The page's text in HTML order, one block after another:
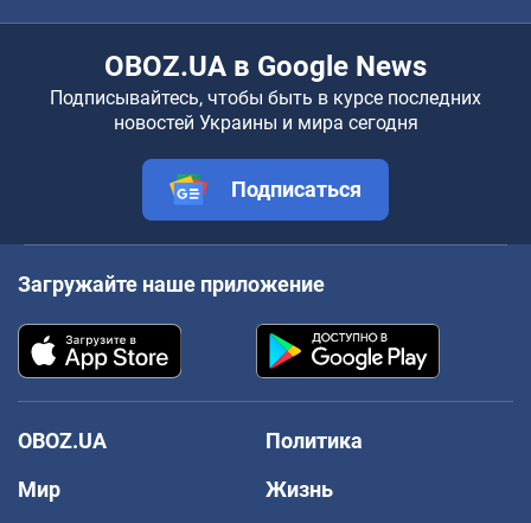
OBOZ.UA в Google News
Подписывайтесь, чтобы быть в курсе последних
новостей Украины и мира сегодня
Подписаться
Загружайте наше приложение
OBOZ.UA
Политика
Мир
Жизнь